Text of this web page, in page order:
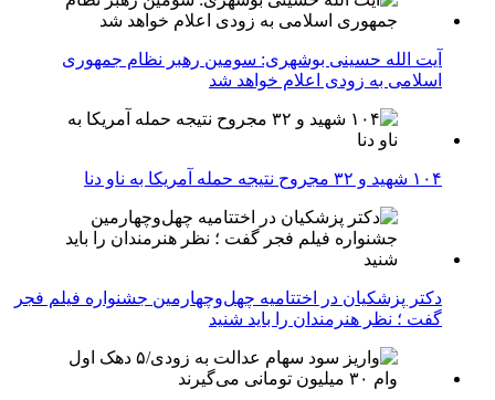
آیت الله حسینی بوشهری: سومین رهبر نظام جمهوری
اسلامی به زودی اعلام خواهد شد
۱۰۴ شهید و ۳۲ مجروح نتیجه حمله آمریکا به ناو دنا
دکتر پزشکیان در اختتامیه چهل‌وچهارمین جشنواره فیلم فجر
گفت ؛ نظر هنرمندان را باید شنید